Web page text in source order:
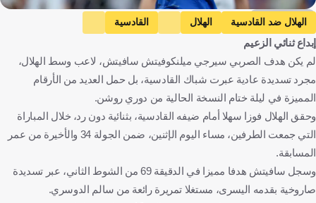
Getty Images
الهلال ضد القادسية الهلال
القادسية
دوري روشن السعودي
سالم الدوسري
المملكة العربية السعودية صربيا كرة قدم
إبداع ثنائي الزعيم
لم يكن هدف الصربي سيرجي ميلنكوفيتش سافيتش، لاعب وسط الهلال،
مجرد تسديدة عادية عبرت شباك القادسية، بل حمل العديد من الأرقام
المميزة في ليلة ختام النسخة الحالية من دوري روشن.
وحقق الهلال فوزا سهلا أمام ضيفه القادسية، بثنائية دون رد، خلال المباراة
التي جمعت الطرفين، مساء اليوم الإثنين، ضمن الجولة 34 والأخيرة من عمر
المسابقة.
وسجل سافيتش هدفا مميزا في الدقيقة 69 من الشوط الثاني، عبر تسديدة
صاروخية بقدمه اليسرى، مستغلا تمريرة رائعة من سالم الدوسري.